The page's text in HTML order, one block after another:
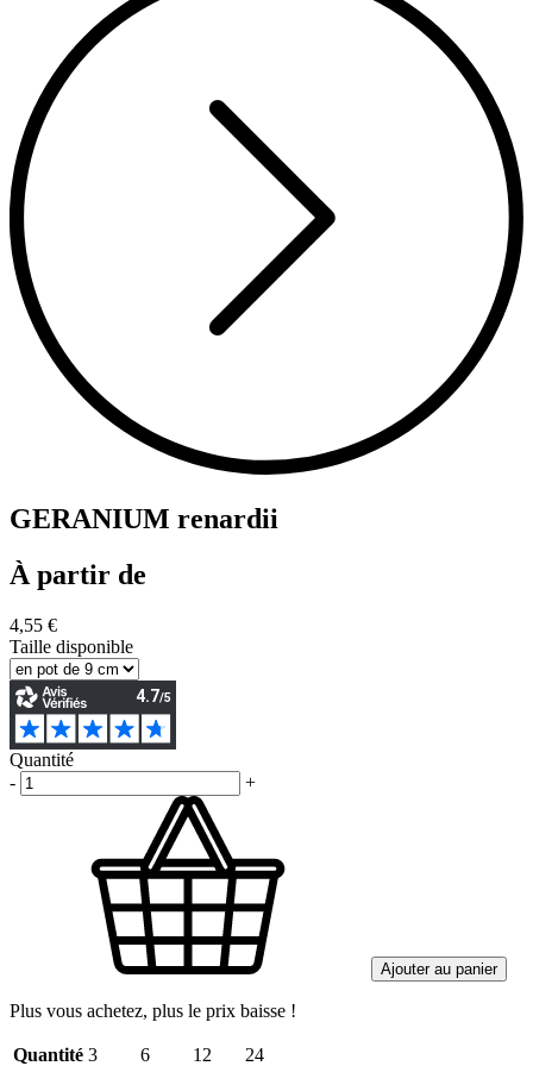
GERANIUM renardii
À partir de
4,55 €
Taille disponible
Quantité
-
+
Ajouter au panier
Plus vous achetez, plus le prix baisse !
Quantité 3 6 12
24